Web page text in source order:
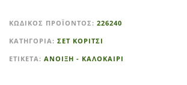
t
e
r
ΚΩΔΙΚΌΣ ΠΡΟΪΌΝΤΟΣ: 226240
ΚΑΤΗΓΟΡΊΑ: ΣΕΤ ΚΟΡΙΤΣΙ
ΕΤΙΚΈΤΑ: ΑΝΟΙΞΗ - ΚΑΛΟΚΑΙΡΙ